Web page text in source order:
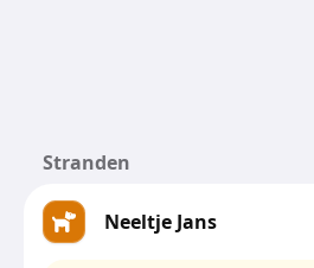
Stranden
Neeltje Jans